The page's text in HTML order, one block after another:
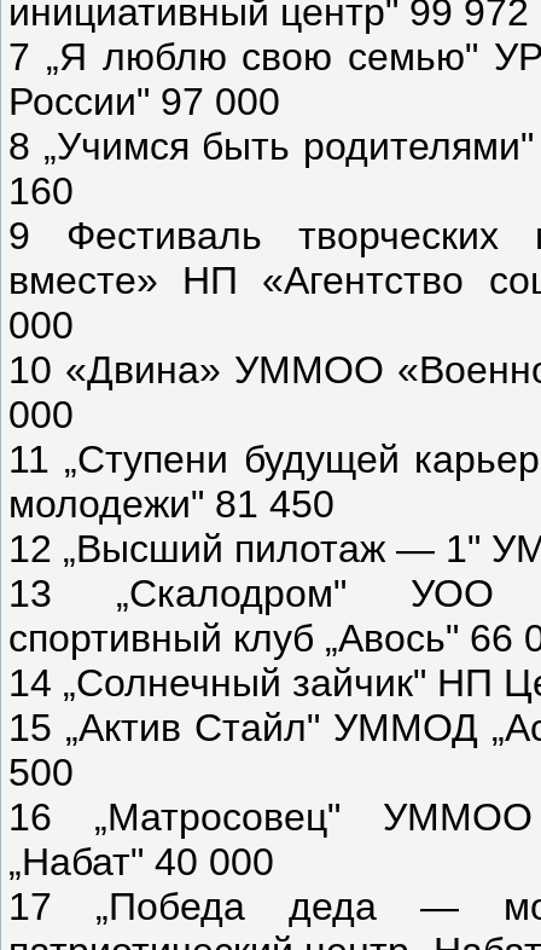
инициативный центр" 99 972
7 „Я люблю свою семью"
России" 97 000
8 „Учимся быть
160
9 Фестиваль
вместе» НП «Агентство
000
10 «Двина» УММОО
000
11 „Ступени будущей
молодежи" 81 450
12 „Высший пилотаж — 1"
13 „Скалодром" УОО
спортивный клуб „Авось" 66
14 „Солнечный зайчик" НП
15 „Актив Стайл" УММОД
500
16 „Матросовец" УММОО
„Набат" 40 000
17 „Победа деда —